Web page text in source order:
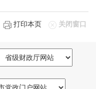
打印本页 关闭窗口